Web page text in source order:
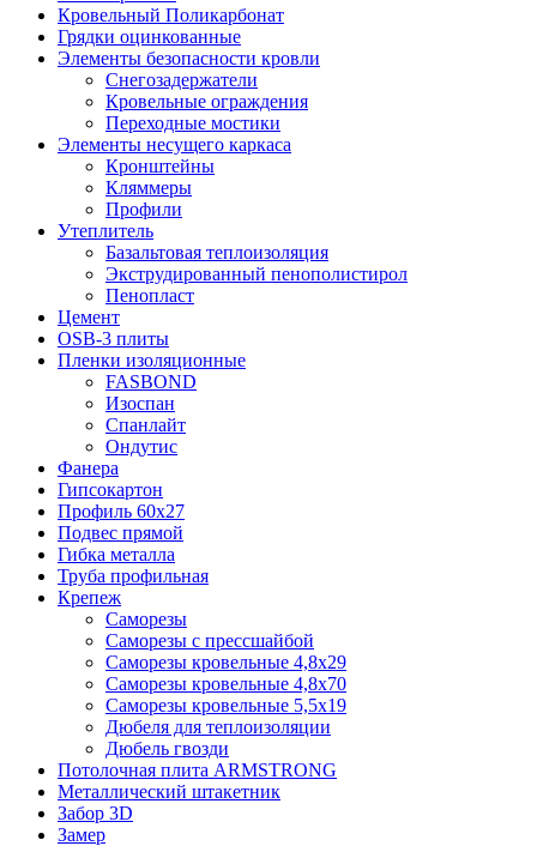
Кровельный Поликарбонат
Грядки оцинкованные
Элементы безопасности кровли
Снегозадержатели
Кровельные ограждения
Переходные мостики
Элементы несущего каркаса
Кронштейны
Кляммеры
Профили
Утеплитель
Базальтовая теплоизоляция
Экструдированный пенополистирол
Пенопласт
Цемент
OSB-3 плиты
Пленки изоляционные
FASBOND
Изоспан
Спанлайт
Ондутис
Фанера
Гипсокартон
Профиль 60х27
Подвес прямой
Гибка металла
Труба профильная
Крепеж
Саморезы
Саморезы с прессшайбой
Саморезы кровельные 4,8х29
Саморезы кровельные 4,8х70
Саморезы кровельные 5,5х19
Дюбеля для теплоизоляции
Дюбель гвозди
Потолочная плита ARMSTRONG
Металлический штакетник
Забор 3D
Замер